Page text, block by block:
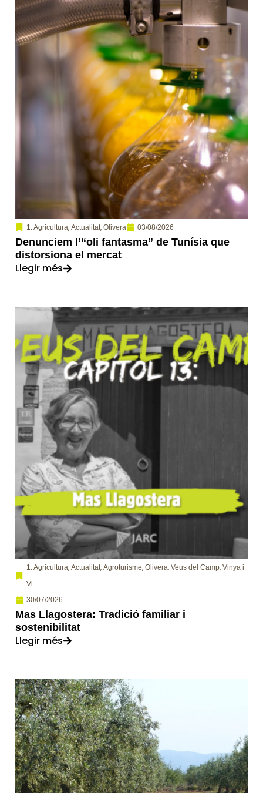
1. Agricultura, Actualitat, Olivera 03/08/2026
Denunciem l’“oli fantasma” de Tunísia que
distorsiona el mercat
Llegir més
1. Agricultura, Actualitat, Agroturisme, Olivera, Veus del Camp, Vinya i
Vi
30/07/2026
Mas Llagostera: Tradició familiar i
sostenibilitat
Llegir més